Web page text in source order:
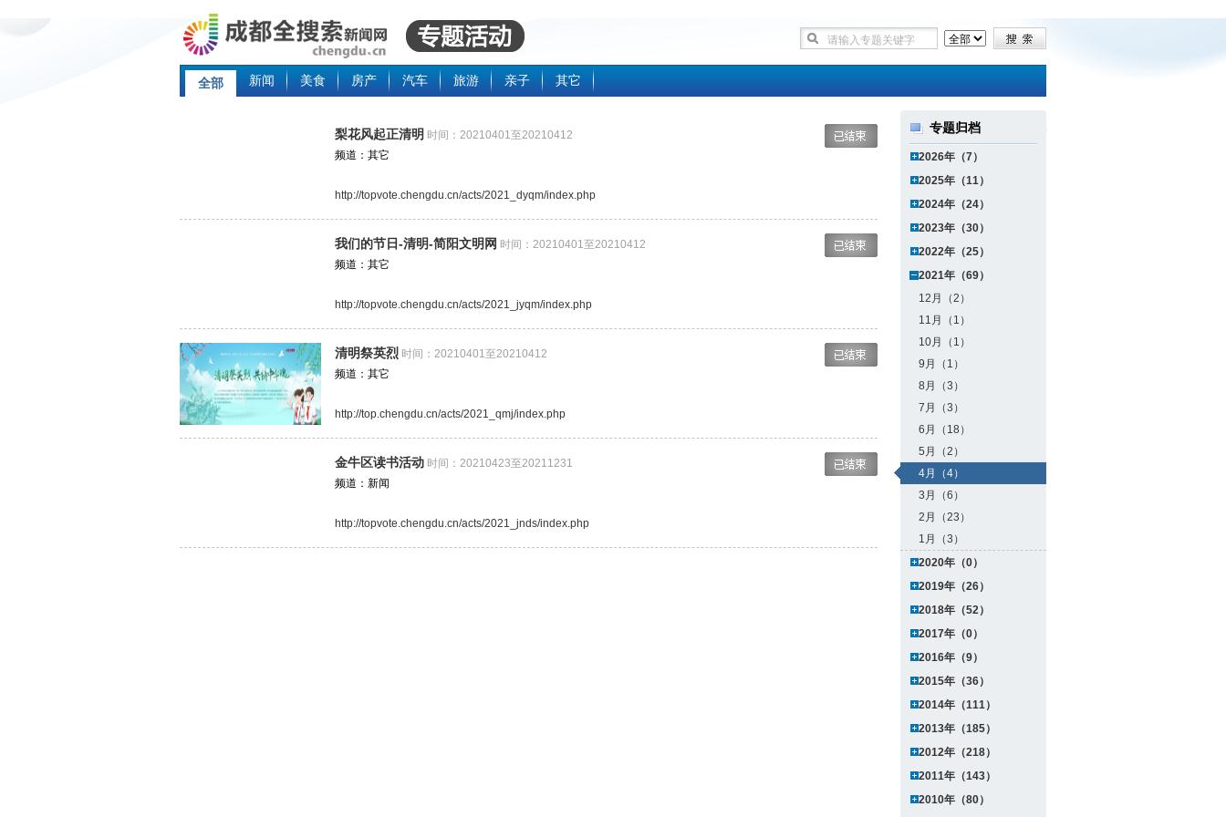
全部 新闻 美食 房产 汽车 旅游 亲子 其它
梨花风起正清明 时间：20210401至20210412
频道：其它
http://topvote.chengdu.cn/acts/2021_dyqm/index.php
我们的节日-清明-简阳文明网 时间：20210401至20210412
频道：其它
http://topvote.chengdu.cn/acts/2021_jyqm/index.php
清明祭英烈 时间：20210401至20210412
频道：其它
http://top.chengdu.cn/acts/2021_qmj/index.php
金牛区读书活动 时间：20210423至20211231
频道：新闻
http://topvote.chengdu.cn/acts/2021_jnds/index.php
专题归档
2026年（7）
2025年（11）
2024年（24）
2023年（30）
2022年（25）
2021年（69）
12月（2）
11月（1）
10月（1）
9月（1）
8月（3）
7月（3）
6月（18）
5月（2）
4月（4）
3月（6）
2月（23）
1月（3）
2020年（0）
2019年（26）
2018年（52）
2017年（0）
2016年（9）
2015年（36）
2014年（111）
2013年（185）
2012年（218）
2011年（143）
2010年（80）